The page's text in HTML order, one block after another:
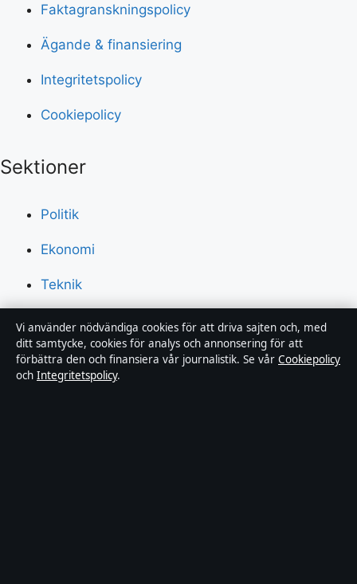
Faktagranskningspolicy
Ägande & finansiering
Integritetspolicy
Cookiepolicy
Sektioner
Politik
Ekonomi
Teknik
Världen
Sport
Vi använder nödvändiga cookies för att driva sajten och, med
ditt samtycke, cookies för analys och annonsering för att
förbättra den och finansiera vår journalistik. Se vår Cookiepolicy
och Integritetspolicy.